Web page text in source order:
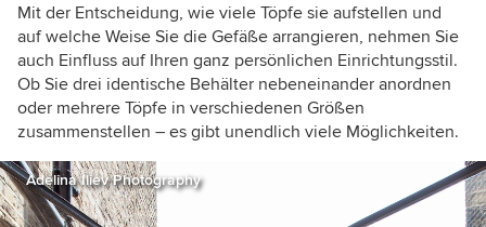
Mit der Entscheidung, wie viele Töpfe sie aufstellen und
auf welche Weise Sie die Gefäße arrangieren, nehmen Sie
auch Einfluss auf Ihren ganz persönlichen Einrichtungsstil.
Ob Sie drei identische Behälter nebeneinander anordnen
oder mehrere Töpfe in verschiedenen Größen
zusammenstellen – es gibt unendlich viele Möglichkeiten.
Adelina Iliev Photography